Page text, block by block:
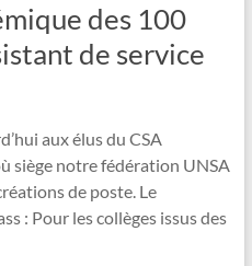
des 100
de service
aux élus du CSA
siège notre fédération UNSA
de poste. Le
: Pour les collèges issus des